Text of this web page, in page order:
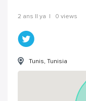
2 ans Il ya | 0 views
Tunis, Tunisia